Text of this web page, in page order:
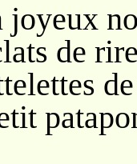
joyeux
de